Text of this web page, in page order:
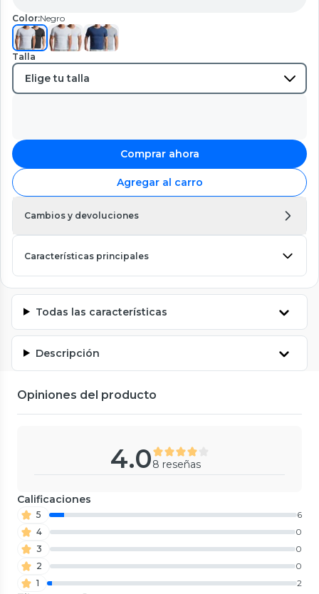
Color:Negro
Talla
Comprar ahora
Agregar al carro
Cambios y devoluciones
Características principales
Todas las características
Descripción
Opiniones del producto
4.08 reseñas
Calificaciones
5
6
4
0
3
0
2
0
1
2